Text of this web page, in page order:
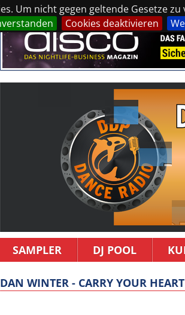
Um nicht gegen geltende Gesetze
Cookies deaktivieren
SAMPLER DJ POOL
DAN WINTER - CARRY YOUR HEART